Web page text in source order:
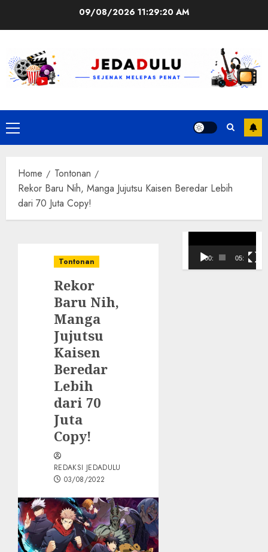
09/08/202611:29:21 AM
Primary
Menu
Home
Tontonan
Rekor Baru Nih, Manga Jujutsu Kaisen Beredar Lebih
dari 70 Juta Copy!
Tontonan
Rekor
Baru Nih,
Manga
Jujutsu
Kaisen
Beredar
Lebih
dari 70
Juta
Copy!
REDAKSI JEDADULU
03/08/2022
Video
00:00 05:10